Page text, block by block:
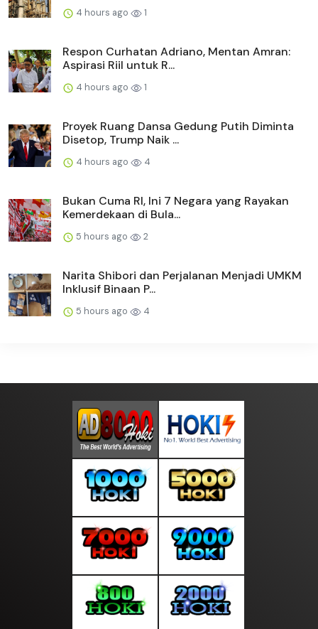
4 hours ago 1
Respon Curhatan Adriano, Mentan Amran:
Aspirasi Riil untuk R...
4 hours ago 1
Proyek Ruang Dansa Gedung Putih Diminta
Disetop, Trump Naik ...
4 hours ago 4
Bukan Cuma RI, Ini 7 Negara yang Rayakan
Kemerdekaan di Bula...
5 hours ago 2
Narita Shibori dan Perjalanan Menjadi UMKM
Inklusif Binaan P...
5 hours ago 4